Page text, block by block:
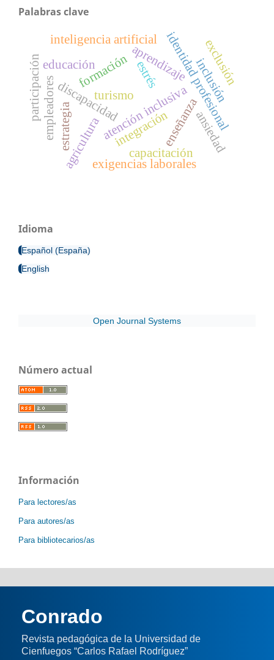
Palabras clave
formación
atención inclusivaidentidad profesional
enseñanza
aprendizajeinclusión
exclusión
discapacidad
capacitación
inteligencia artificial
estrés
ansiedad
exigencias laborales
agricultura
turismo
educación
integración
participaciónempleadoresestrategia
Idioma
Español (España)
English
Open Journal Systems
Número actual
Información
Para lectores/as
Para autores/as
Para bibliotecarios/as
Conrado
Revista pedagógica de la Universidad de
Cienfuegos “Carlos Rafael Rodríguez”